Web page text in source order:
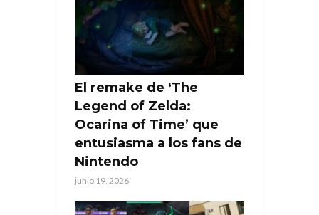
El remake de ‘The
Legend of Zelda:
Ocarina of Time’ que
entusiasma a los fans de
Nintendo
junio 19, 2026